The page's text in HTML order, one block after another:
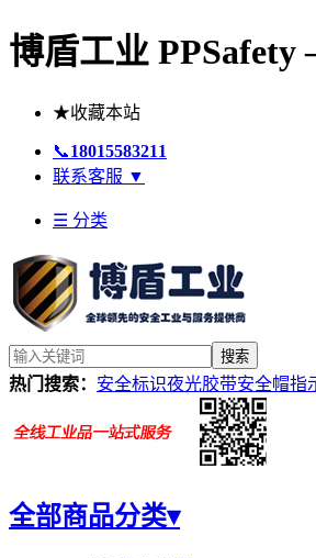
博盾工业
★收藏本站
📞18015583211
联系客服 ▼
☰ 分类
搜索
热门搜索： 安全标识夜光胶带安全帽指
全部商品分类▾